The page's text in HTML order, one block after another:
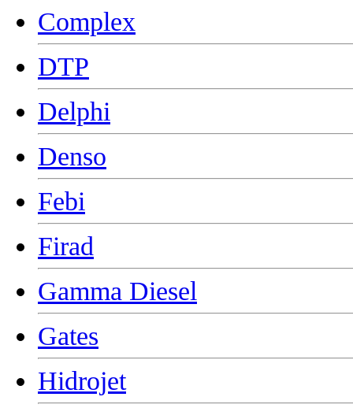
Complex
DTP
Delphi
Denso
Febi
Firad
Gamma Diesel
Gates
Hidrojet